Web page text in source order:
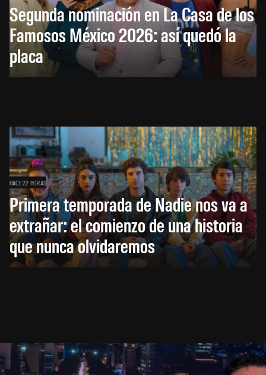
Segunda nominación en La Casa de los
Famosos México 2026: así quedó la
placa
HACE 22 HORAS
Primera temporada de Nadie nos va a
extrañar: el comienzo de una historia
que nunca olvidaremos